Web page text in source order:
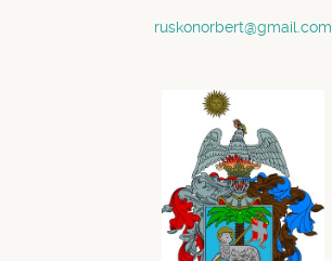
ruskonorbert@gmail.com